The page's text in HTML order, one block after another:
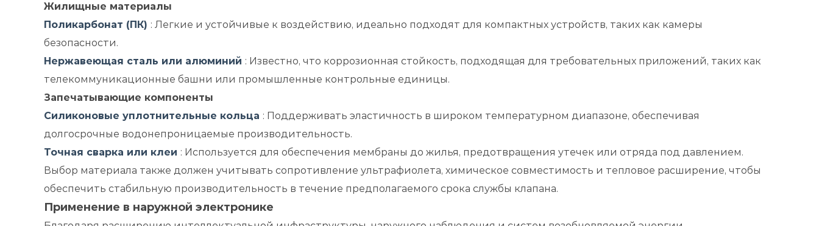
Жилищные материалы
Поликарбонат (ПК) : Легкие и устойчивые к воздействию, идеально подходят для компактных устройств, таких как камеры
безопасности.
Нержавеющая сталь или алюминий : Известно, что коррозионная стойкость, подходящая для требовательных приложений, таких как
телекоммуникационные башни или промышленные контрольные единицы.
Запечатывающие компоненты
Силиконовые уплотнительные кольца : Поддерживать эластичность в широком температурном диапазоне, обеспечивая
долгосрочные водонепроницаемые производительность.
Точная сварка или клеи : Используется для обеспечения мембраны до жилья, предотвращения утечек или отряда под давлением.
Выбор материала также должен учитывать сопротивление ультрафиолета, химическое совместимость и тепловое расширение, чтобы
обеспечить стабильную производительность в течение предполагаемого срока службы клапана.
Применение в наружной электронике